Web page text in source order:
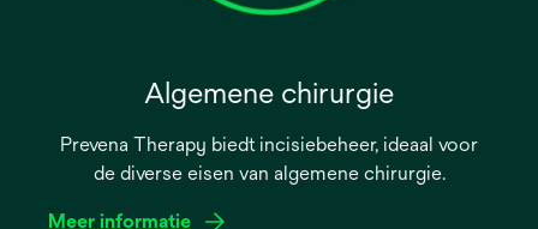
Algemene chirurgie
Prevena Therapy biedt incisiebeheer, ideaal voor
de diverse eisen van algemene chirurgie.
Meer informatie